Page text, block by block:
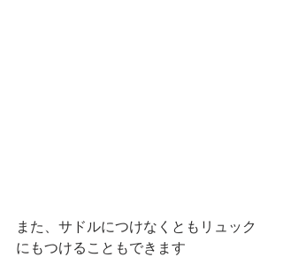
また、サドルにつけなくともリュック
にもつけることもできます